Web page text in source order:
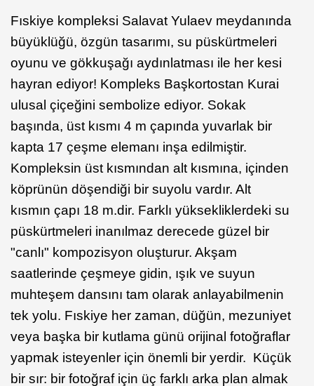
Fıskiye kompleksi Salavat Yulaev meydanında
büyüklüğü, özgün tasarımı, su püskürtmeleri
oyunu ve gökkuşağı aydınlatması ile her kesi
hayran ediyor! Kompleks Başkortostan Kurai
ulusal çiçeğini sembolize ediyor. Sokak
başında, üst kısmı 4 m çapında yuvarlak bir
kapta 17 çeşme elemanı inşa edilmiştir.
Kompleksin üst kısmından alt kısmına, içinden
köprünün döşendiği bir suyolu vardır. Alt
kısmın çapı 18 m.dir. Farklı yüksekliklerdeki su
püskürtmeleri inanılmaz derecede güzel bir
"canlı" kompozisyon oluşturur. Akşam
saatlerinde çeşmeye gidin, ışık ve suyun
muhteşem dansını tam olarak anlayabilmenin
tek yolu. Fıskiye her zaman, düğün, mezuniyet
veya başka bir kutlama günü orijinal fotoğraflar
yapmak isteyenler için önemli bir yerdir. Küçük
bir sır: bir fotoğraf için üç farklı arka plan almak